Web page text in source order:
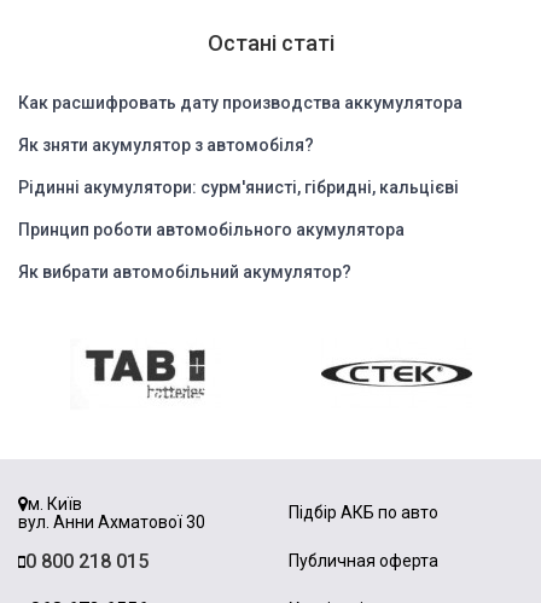
Остані статі
Как расшифровать дату производства аккумулятора
Як зняти акумулятор з автомобіля?
Рідинні акумулятори: сурм'янисті, гібридні, кальцієві
Принцип роботи автомобільного акумулятора
Як вибрати автомобільний акумулятор?
м. Київ
вул. Анни Ахматової 30
0 800 218 015
Підбір АКБ по авто
Публичная оферта